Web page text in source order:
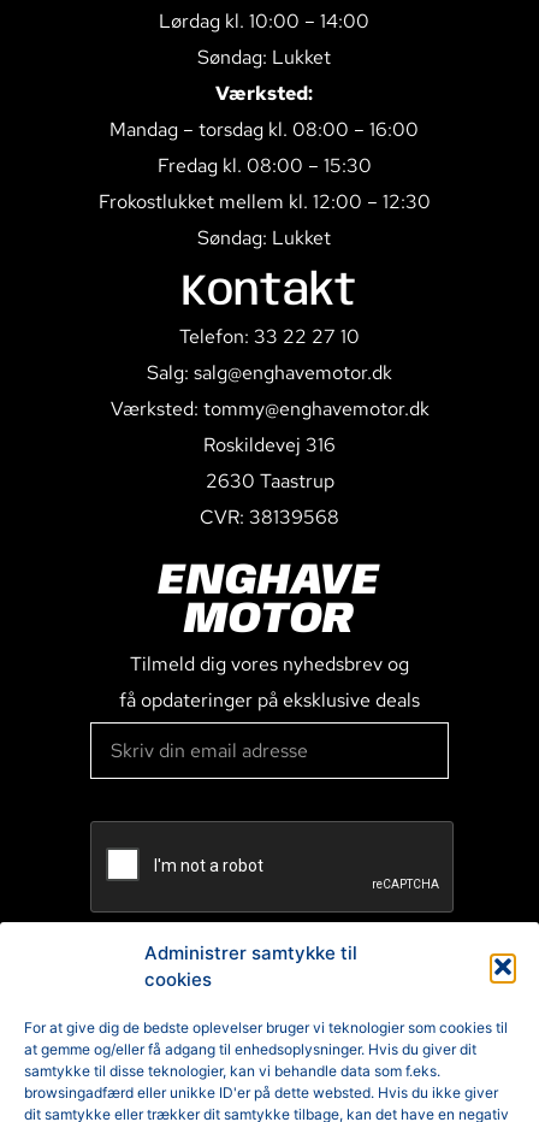
Administrer samtykke til
cookies
For at give dig de bedste oplevelser bruger vi teknologier som cookies til
at gemme og/eller få adgang til enhedsoplysninger. Hvis du giver dit
samtykke til disse teknologier, kan vi behandle data som f.eks.
browsingadfærd eller unikke ID'er på dette websted. Hvis du ikke giver
dit samtykke eller trækker dit samtykke tilbage, kan det have en negativ
Lørdag kl. 10:00 – 14:00
Søndag: Lukket
Værksted:
Mandag – torsdag kl. 08:00 – 16:00
Fredag kl. 08:00 – 15:30
Frokostlukket mellem kl. 12:00 – 12:30
Søndag: Lukket
Kontakt
Telefon: 33 22 27 10
Salg: salg@enghavemotor.dk
Værksted: tommy@enghavemotor.dk
Roskildevej 316
2630 Taastrup
CVR: 38139568
ENGHAVE
MOTOR
Tilmeld dig vores nyhedsbrev og
få opdateringer på eksklusive deals
Reklamation
Generelle Handelsbetingelser